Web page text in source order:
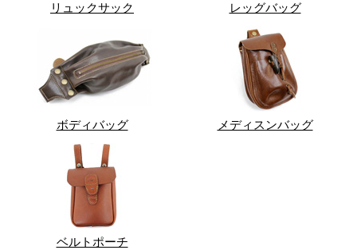
リュックサック レッグバッグ
ボディバッグ メディスンバッグ
ベルトポーチ